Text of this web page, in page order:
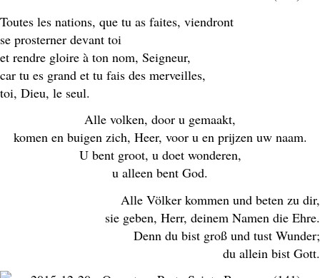
Toutes les nations, que tu as faites, viendront
se prosterner devant toi
et rendre gloire à ton nom, Seigneur,
car tu es grand et tu fais des merveilles,
toi, Dieu, le seul.
Alle volken, door u gemaakt,
komen en buigen zich, Heer, voor u en prijzen uw naam.
U bent groot, u doet wonderen,
u alleen bent God.
Alle Völker kommen und beten zu dir,
sie geben, Herr, deinem Namen die Ehre.
Denn du bist groß und tust Wunder;
du allein bist Gott.